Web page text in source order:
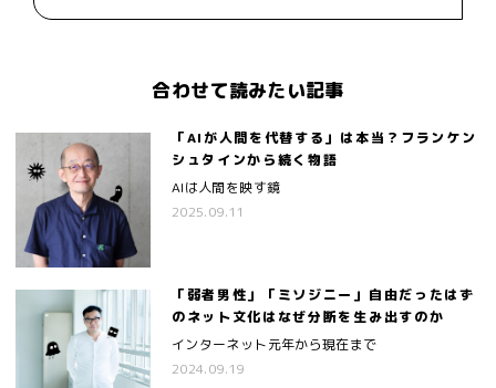
合わせて読みたい記事
「AIが人間を代替する」は本当？フランケン
シュタインから続く物語
AIは人間を映す鏡
2025.09.11
「弱者男性」「ミソジニー」自由だったはず
のネット文化はなぜ分断を生み出すのか
インターネット元年から現在まで
2024.09.19